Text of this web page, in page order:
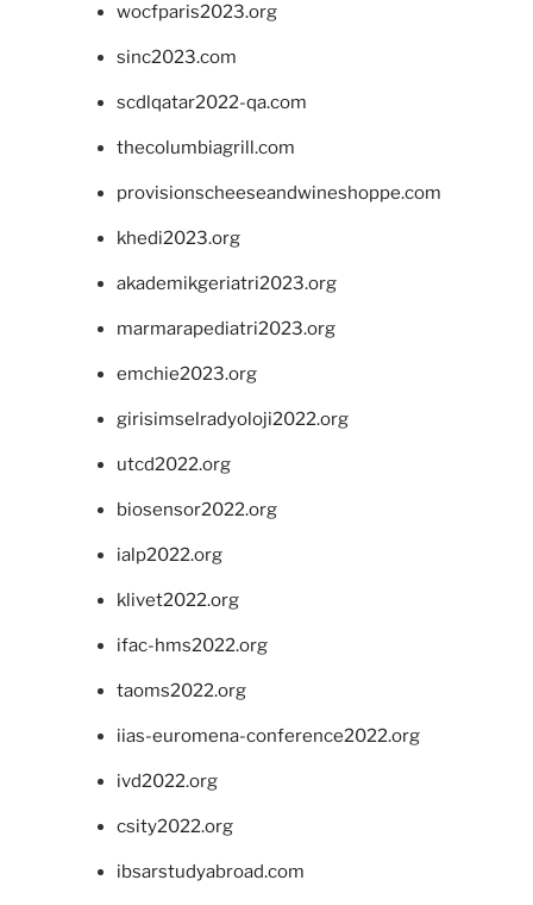
wocfparis2023.org
sinc2023.com
scdlqatar2022-qa.com
thecolumbiagrill.com
provisionscheeseandwineshoppe.com
khedi2023.org
akademikgeriatri2023.org
marmarapediatri2023.org
emchie2023.org
girisimselradyoloji2022.org
utcd2022.org
biosensor2022.org
ialp2022.org
klivet2022.org
ifac-hms2022.org
taoms2022.org
iias-euromena-conference2022.org
ivd2022.org
csity2022.org
ibsarstudyabroad.com